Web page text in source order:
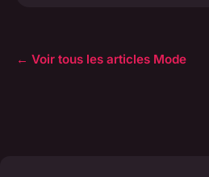
← Voir tous les articles Mode